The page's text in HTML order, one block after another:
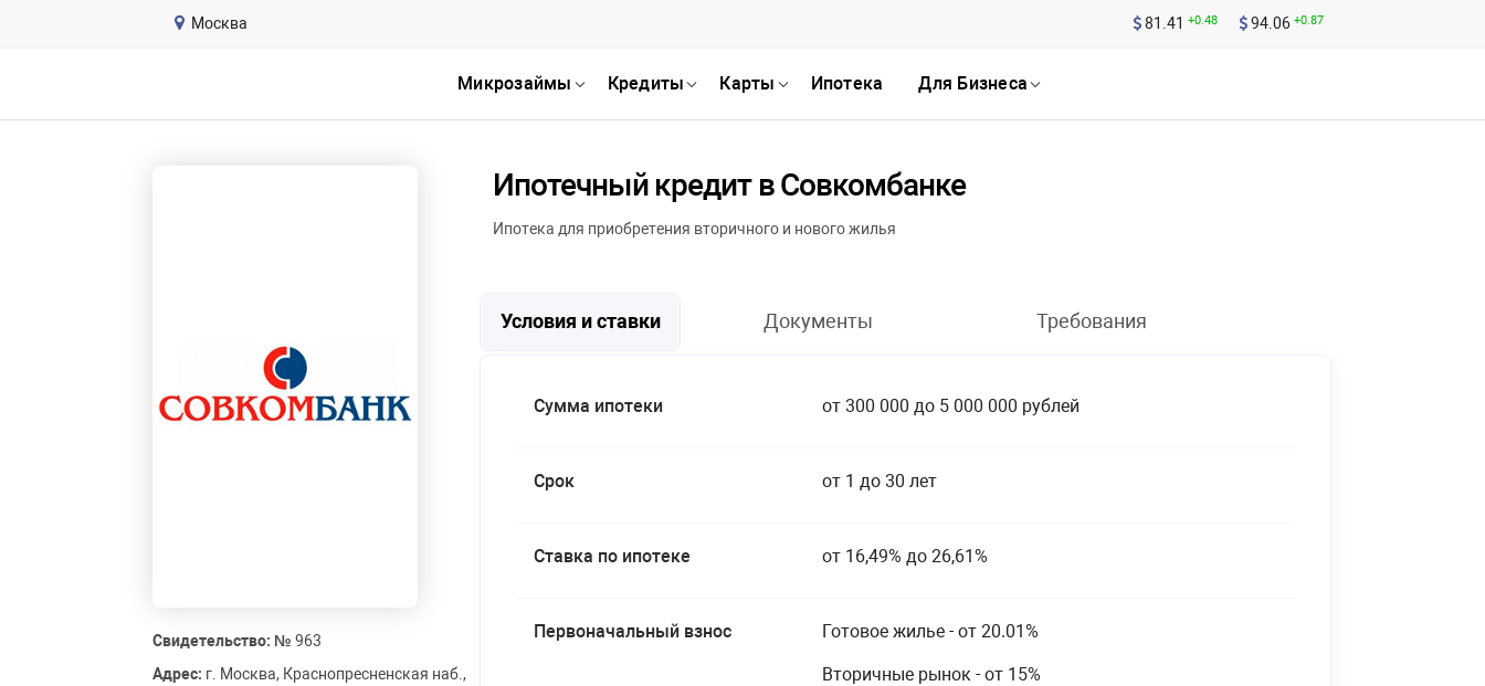
Москва 81.41 +0.48 94.06 +0.87
Микрозаймы Кредиты Карты Ипотека Для Бизнеса
Москва 81.41 +0.48 94.06 +0.87
Микрозаймы Кредиты Карты Ипотека Для Бизнеса
Свидетельство: № 963
Адрес: г. Москва, Краснопресненская наб.,
Ипотечный кредит в Совкомбанке
Ипотека для приобретения вторичного и нового жилья
Условия и ставки Документы Требования
Сумма ипотеки от 300 000 до 5 000 000 рублей
Срок от 1 до 30 лет
Ставка по ипотеке от 16,49% до 26,61%
Первоначальный взнос Готовое жилье - от 20.01%
Вторичные рынок - от 15%